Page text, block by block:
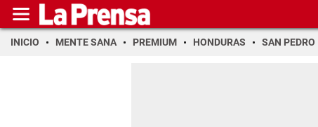
INICIO MENTE SANA PREMIUM HONDURAS SAN PEDRO